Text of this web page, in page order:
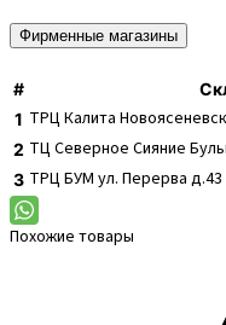
Фирменные магазины
#
1 ТРЦ Калита
2 ТЦ Северное Сияние
3 ТРЦ БУМ ул. Перерва д.43
Похожие товары